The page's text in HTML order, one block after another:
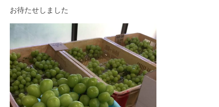
お待たせしました